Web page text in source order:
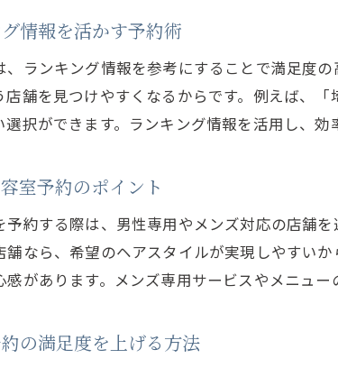
予約時に活かせるネッ
美容室予約でネット
メンズにも便利な
美容室予約が簡単に
埼玉美容室が似合う
情報を活かす予約術
ランキング情報を参考にすることで満足度
舗を見つけやすくなるからです。例えば、
択ができます。ランキング情報を活用し、効
室予約のポイント
約する際は、男性専用やメンズ対応の店舗
舗なら、希望のヘアスタイルが実現しやすい
があります。メンズ専用サービスやメニュ
の満足度を上げる方法
ご予
ご予